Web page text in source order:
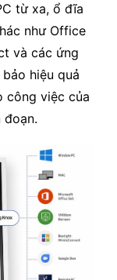
từ xa, ổ đĩa
như Office
và các ứng
hiệu quả
công việc của
đoạn.